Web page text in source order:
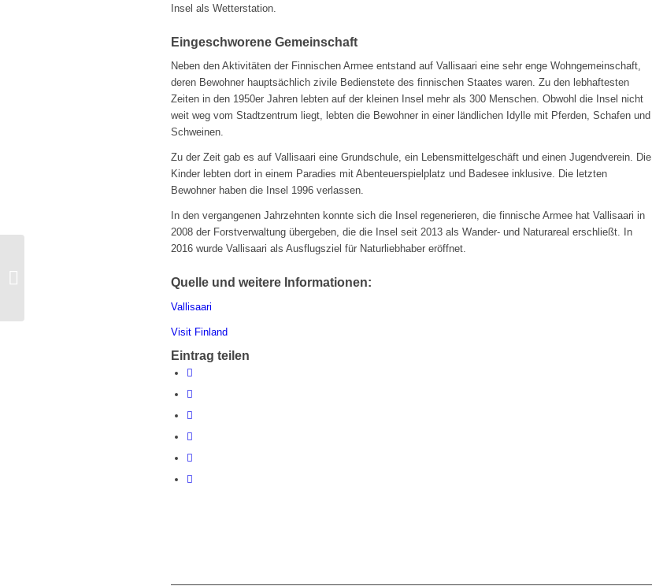
Insel als Wetterstation.
Eingeschworene Gemeinschaft
Neben den Aktivitäten der Finnischen Armee entstand auf Vallisaari eine sehr enge Wohngemeinschaft,
deren Bewohner hauptsächlich zivile Bedienstete des finnischen Staates waren. Zu den lebhaftesten
Zeiten in den 1950er Jahren lebten auf der kleinen Insel mehr als 300 Menschen. Obwohl die Insel nicht
weit weg vom Stadtzentrum liegt, lebten die Bewohner in einer ländlichen Idylle mit Pferden, Schafen und
Schweinen.
Zu der Zeit gab es auf Vallisaari eine Grundschule, ein Lebensmittelgeschäft und einen Jugendverein. Die
Kinder lebten dort in einem Paradies mit Abenteuerspielplatz und Badesee inklusive. Die letzten
Bewohner haben die Insel 1996 verlassen.
In den vergangenen Jahrzehnten konnte sich die Insel regenerieren, die finnische Armee hat Vallisaari in
2008 der Forstverwaltung übergeben, die die Insel seit 2013 als Wander- und Naturareal erschließt. In
2016 wurde Vallisaari als Ausflugsziel für Naturliebhaber eröffnet.
Quelle und weitere Informationen:
Vallisaari
Visit Finland
Eintrag teilen